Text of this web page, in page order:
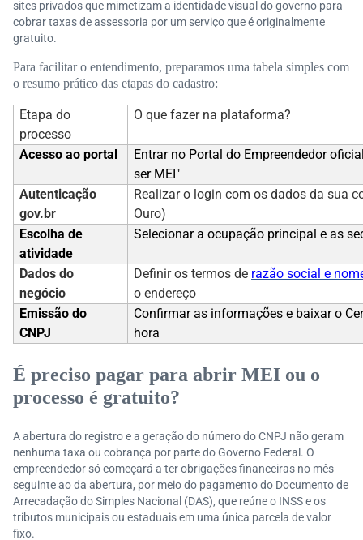
sites privados que mimetizam a identidade visual do governo para
cobrar taxas de assessoria por um serviço que é originalmente
gratuito.
Para facilitar o entendimento, preparamos uma tabela simples com
o resumo prático das etapas do cadastro:
Etapa do
processo
O que fazer na plataforma?
Acesso ao portal
Entrar no Portal do Empreendedor
ser MEI"
Autenticação
gov.br
Realizar o login com os dados da sua
Ouro)
Escolha de
atividade
Selecionar a ocupação principal e as
Dados do
negócio
Definir os termos de razão social e
o endereço
Emissão do
CNPJ
Confirmar as informações e baixar o
hora
É preciso pagar para abrir MEI ou o
processo é gratuito?
A abertura do registro e a geração do número do CNPJ não geram
nenhuma taxa ou cobrança por parte do Governo Federal. O
empreendedor só começará a ter obrigações financeiras no mês
seguinte ao da abertura, por meio do pagamento do Documento de
Arrecadação do Simples Nacional (DAS), que reúne o INSS e os
tributos municipais ou estaduais em uma única parcela de valor
fixo.